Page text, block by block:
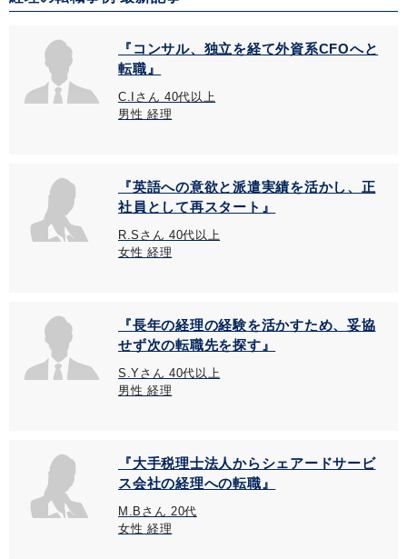
『コンサル、独立を経て外資系CFOへと
転職』
C.Iさん 40代以上
男性 経理
『英語への意欲と派遣実績を活かし、正
社員として再スタート』
R.Sさん 40代以上
女性 経理
『長年の経理の経験を活かすため、妥協
せず次の転職先を探す』
S.Yさん 40代以上
男性 経理
『大手税理士法人からシェアードサービ
ス会社の経理への転職』
M.Bさん 20代
女性 経理